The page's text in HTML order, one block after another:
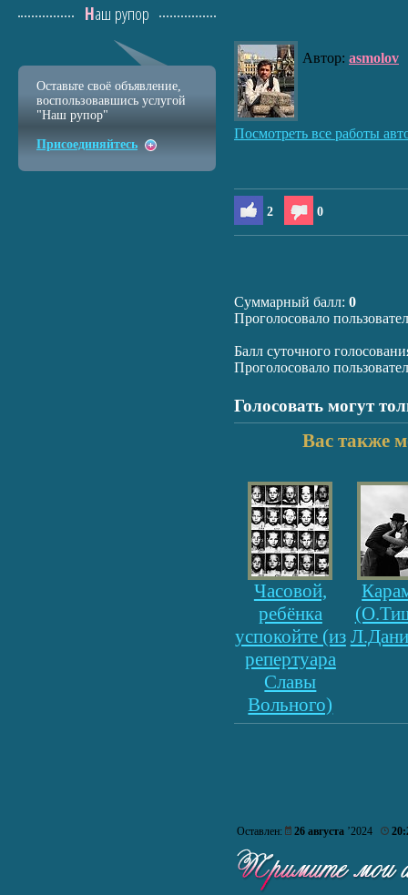
pause
Автор: asmolov
Посмотреть все работы
2 0
Суммарный балл: 0
Проголосовало
Балл суточного
Проголосовало
Голосовать могут
Вас также
Часовой,
ребёнка
успокойте (из
репертуара
Славы
Вольного)
Оставлен: 26 августа ’2024
Наш рупор
Оставьте своё объявление,
воспользовавшись услугой
"Наш рупор"
Присоединяйтесь